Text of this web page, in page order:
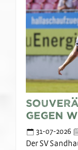
gegen
31-07-2026
Der SV